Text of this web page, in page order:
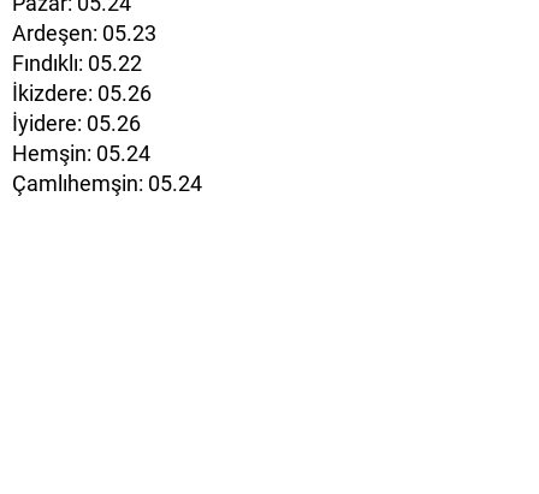
Ardeşen: 05.23
Fındıklı: 05.22
İkizdere: 05.26
İyidere: 05.26
Hemşin: 05.24
Çamlıhemşin: 05.24